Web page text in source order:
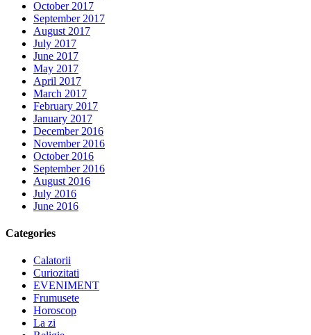
October 2017
September 2017
August 2017
July 2017
June 2017
May 2017
April 2017
March 2017
February 2017
January 2017
December 2016
November 2016
October 2016
September 2016
August 2016
July 2016
June 2016
Categories
Calatorii
Curiozitati
EVENIMENT
Frumusete
Horoscop
La zi